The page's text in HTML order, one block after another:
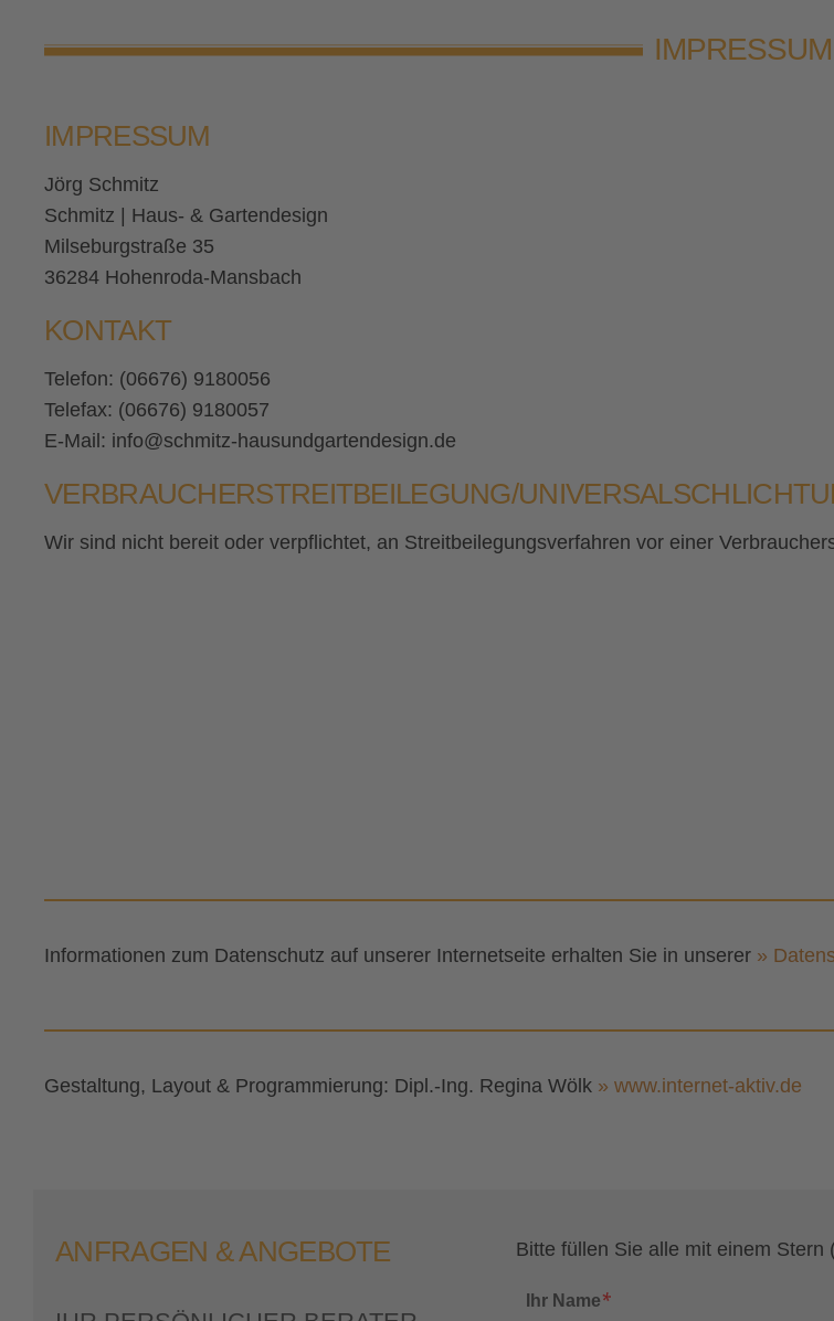
IMPRESSUM
IMPRESSUM
Jörg Schmitz
Schmitz | Haus- & Gartendesign
Milseburgstraße 35
36284 Hohenroda-Mansbach
KONTAKT
Telefon: (06676) 9180056
Telefax: (06676) 9180057
E-Mail: info@schmitz-hausundgartendesign.de
VERBRAUCHER­STREIT­BEILEGUNG/
Wir sind nicht bereit oder verpflichtet, an Streitbeilegungsverfahren vor einer
Informationen zum Datenschutz auf unserer Internetseite erhalten Sie in unserer »
Gestaltung, Layout & Programmierung: Dipl.-Ing. Regina Wölk » www.internet-aktiv.de
ANFRAGEN & ANGEBOTE Bitte füllen Sie alle mit einem
Ihr Name*